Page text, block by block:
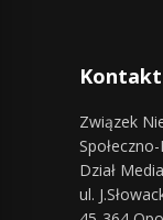
Kontakt
Związek
Dział
ul.